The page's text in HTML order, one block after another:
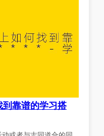
靠谱的学习搭